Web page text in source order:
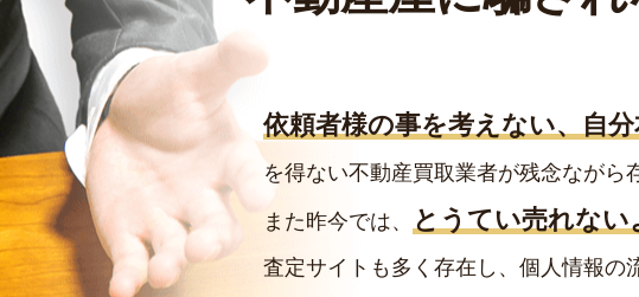
依頼者様の事を考えない、自
を得ない不動産買取業者が残念ながら
また昨今では、 とうてい売れな
査定サイトも多く存在し、個人情報の